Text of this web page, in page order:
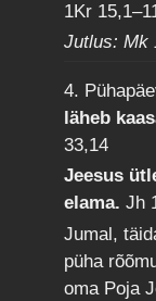
1Kr
Jutlus: Mk
4.
läheb
33,14
Jeesus
elama.Jh
Jumal,
püha
oma Poja